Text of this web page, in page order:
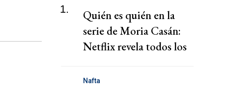
1.
Quién es quién en la
serie de Moria Casán:
Netflix revela todos los
Nafta